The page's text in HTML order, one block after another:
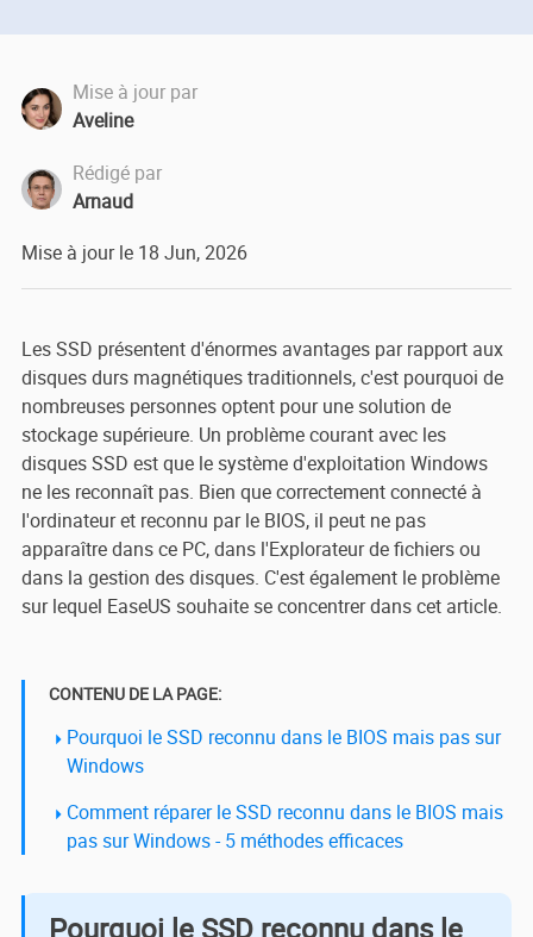
Mise à jour par
Aveline
Rédigé par
Arnaud
Mise à jour le 18 Jun, 2026
Les SSD présentent d'énormes avantages par rapport aux
disques durs magnétiques traditionnels, c'est pourquoi de
nombreuses personnes optent pour une solution de
stockage supérieure. Un problème courant avec les
disques SSD est que le système d'exploitation Windows
ne les reconnaît pas. Bien que correctement connecté à
l'ordinateur et reconnu par le BIOS, il peut ne pas
apparaître dans ce PC, dans l'Explorateur de fichiers ou
dans la gestion des disques. C'est également le problème
sur lequel EaseUS souhaite se concentrer dans cet article.
CONTENU DE LA PAGE:
Pourquoi le SSD reconnu dans le BIOS mais pas sur
Windows
Comment réparer le SSD reconnu dans le BIOS mais
pas sur Windows - 5 méthodes efficaces
Pourquoi le SSD reconnu dans le